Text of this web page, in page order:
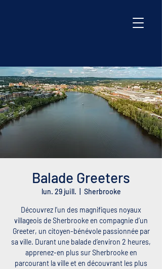
Balade Greeters
lun. 29 juill. Sherbrooke
Découvrez l’un des magnifiques noyaux
villageois de Sherbrooke en compagnie d’un
Greeter, un citoyen-bénévole passionnée par
sa ville. Durant une balade d’environ 2 heures,
apprenez-en plus sur Sherbrooke en
parcourant la ville et en découvrant les plus